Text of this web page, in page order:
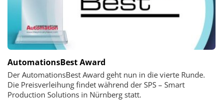
AutomationsBest Award
Der AutomationsBest Award geht nun in die vierte Runde.
Die Preisverleihung findet während der SPS – Smart
Production Solutions in Nürnberg statt.